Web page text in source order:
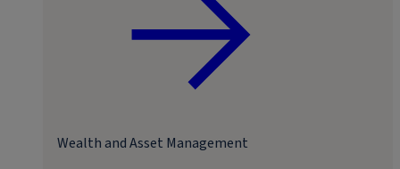
Wealth and Asset Management